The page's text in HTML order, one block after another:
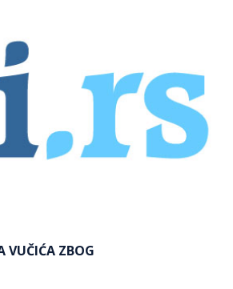
VUČIĆA ZBOG